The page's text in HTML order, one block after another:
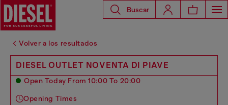
Buscar
Volver a los resultados
DIESEL OUTLET NOVENTA DI PIAVE
Open Today From 10:00 To 20:00
Opening Times